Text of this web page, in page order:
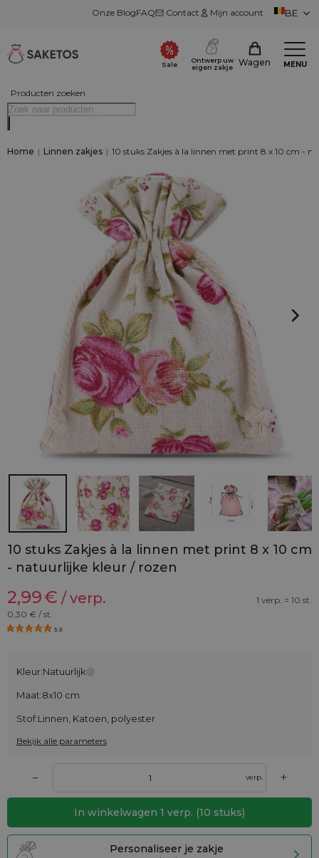
Onze BlogFAQ Contact Mijn account BE
Producten zoeken
Sale
Ontwerp uw
eigen zakje
Wagen MENU
Home | Linnen zakjes | 10 stuks Zakjes à la linnen met print 8 x 10 cm -
10 stuks Zakjes à la linnen met print 8 x 10 cm
- natuurlijke kleur / rozen
2,99€ / verp.
1 verp. = 10 st.
0,30 € / st.
5.0
Kleur:Natuurlijk
Maat:8x10 cm
Stof:Linnen, Katoen, polyester
Bekijk alle parameters
– verp. +
In winkelwagen 1 verp. (10 stuks)
Personaliseer je zakje